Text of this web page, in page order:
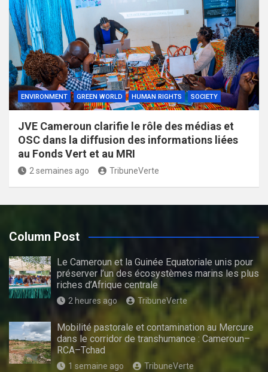
ENVIRONMENT GREEN WORLD HUMAN RIGHTS SOCIETY
JVE Cameroun clarifie le rôle des médias et
OSC dans la diffusion des informations liées
au Fonds Vert et au MRI
2 semaines ago TribuneVerte
Column Post
Le Cameroun et la Guinée Equatoriale unis pour
préserver l’un des écosystèmes marins les plus
riches d’Afrique centrale
2 heures ago TribuneVerte
Mobilité pastorale et contamination au Mercure
dans le corridor de transhumance : Cameroun–
RCA–Tchad
1 semaine ago TribuneVerte